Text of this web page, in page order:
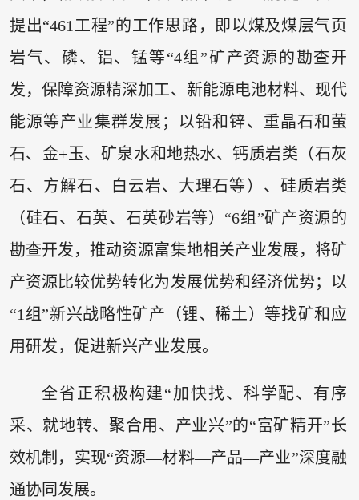
提出“461工程”的工作思路，即以煤及煤层气页
岩气、磷、铝、锰等“4组”矿产资源的勘查开
发，保障资源精深加工、新能源电池材料、现代
能源等产业集群发展；以铅和锌、重晶石和萤
石、金+玉、矿泉水和地热水、钙质岩类（石灰
石、方解石、白云岩、大理石等）、硅质岩类
（硅石、石英、石英砂岩等）“6组”矿产资源的
勘查开发，推动资源富集地相关产业发展，将矿
产资源比较优势转化为发展优势和经济优势；以
“1组”新兴战略性矿产（锂、稀土）等找矿和应
用研发，促进新兴产业发展。
全省正积极构建“加快找、科学配、有序
采、就地转、聚合用、产业兴”的“富矿精开”长
效机制，实现“资源—材料—产品—产业”深度融
通协同发展。